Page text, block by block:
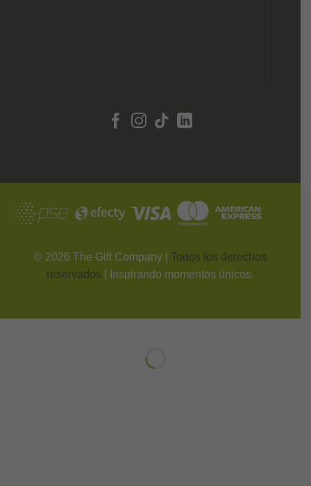
© 2026 The Gift Company | Todos los derechos
reservados
| Inspirando momentos únicos.